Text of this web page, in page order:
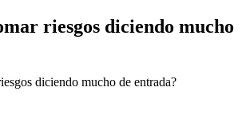
riesgos diciendo mucho